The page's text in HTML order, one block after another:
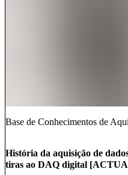
Base de Conhecimentos de
História da aquisição de
tiras ao DAQ digital